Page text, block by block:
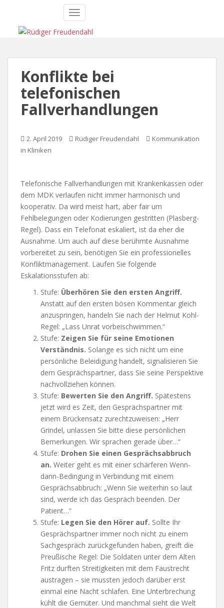
TOGGLE NAVIGATION
Konflikte bei
telefonischen
Fallverhandlungen
2. April 2019 Rüdiger Freudendahl
Kommunikation
in Kliniken
Telefonische Fallverhandlungen mit Krankenkassen oder
dem MDK verlaufen nicht immer harmonisch und
kooperativ. Da wird meist hart, aber fair um
Fehlbelegungen oder Kodierungen gestritten (Plasberg-
Regel). Dass ein Telefonat eskaliert, ist da eher die
Ausnahme. Um auch auf diese berühmte Ausnahme
vorbereitet zu sein, benötigen Sie ein professionelles
Konfliktmanagement. Laufen Sie folgende
Eskalationsstufen ab:
Stufe: Überhören Sie den ersten Angriff.
Anstatt auf den ersten bösen Kommentar gleich
anzuspringen, handeln Sie nach der Helmut Kohl-
Regel: „Lass Unrat vorbeischwimmen.“
Stufe: Zeigen Sie für seine Emotionen
Verständnis. Solange es sich nicht um eine
persönliche Beleidigung handelt, signalisieren Sie
dem Gesprächspartner, dass Sie seine Perspektive
nachvollziehen können.
Stufe: Bewerten Sie den Angriff. Spätestens
jetzt wird es Zeit, den Gesprächspartner mit
einem Brückensatz zurechtzuweisen: „Herr
Grindel, unlassen Sie bitte diese persönlichen
Bemerkungen. Wir sprachen gerade über…“
Stufe: Drohen Sie einen Gesprächsabbruch
an. Weiter geht es mit einer schärferen Wenn-
dann-Bedingung in Verbindung mit einem
Gesprächsabbruch: „Wenn Sie weiterhin so laut
sind, werde ich das Gespräch beenden. Der
Patient…“
Stufe: Legen Sie den Hörer auf. Sollte Ihr
Gesprächspartner immer noch nicht zu einem
Sachgespräch zurückgefunden haben, greift die
Preußische Regel: Die Soldaten unter dem Alten
Fritz durften Streitigkeiten mit dem Faustrecht
austragen – sie mussten jedoch darüber erst
einmal eine Nacht schlafen. Eine Unterbrechung
kühlt die Gemüter. Und manchmal sieht die Welt